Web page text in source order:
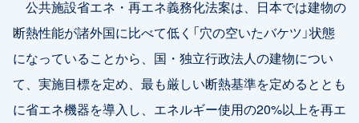
公共施設省エネ・再エネ義務化法案は、日本では建物の
断熱性能が諸外国に比べて低く「穴の空いたバケツ」状態
になっていることから、国・独立行政法人の建物につい
て、実施目標を定め、最も厳しい断熱基準を定めるととも
に省エネ機器を導入し、エネルギー使用の20%以上を再エ